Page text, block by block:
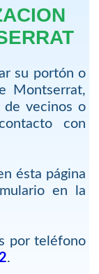
su portón o
Montserrat,
de vecinos o
con
ésta página
en la
por teléfono
.